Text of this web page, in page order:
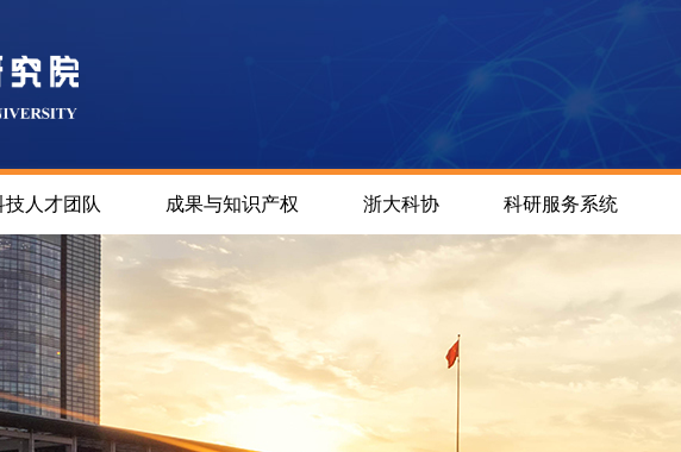
技人才团队 成果与知识产权 浙大科协 科研服务系统